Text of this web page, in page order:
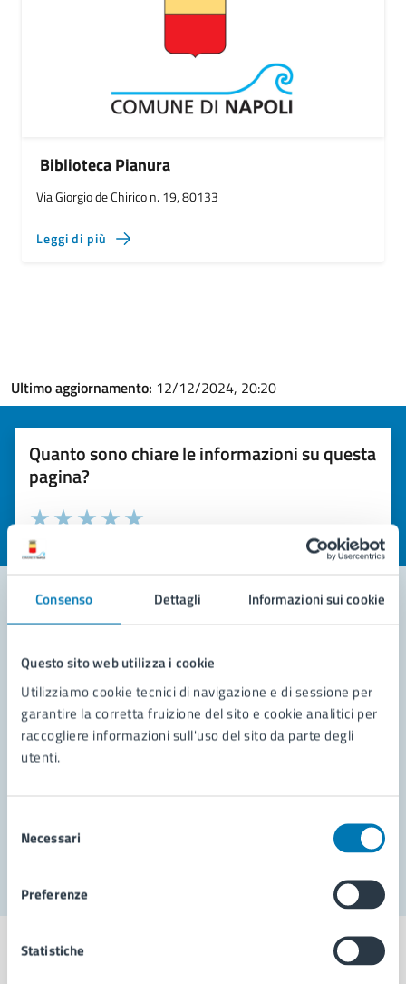
Consenso Dettagli Informazioni sui cookie
Questo sito web utilizza i cookie
Utilizziamo cookie tecnici di navigazione e di sessione per
garantire la corretta fruizione del sito e cookie analitici per
raccogliere informazioni sull'uso del sito da parte degli
utenti.
delNecessari
Preferenze
Statistiche
Biblioteca Pianura
Via Giorgio de Chirico n. 19, 80133
Leggi di più
Ultimo aggiornamento: 12/12/2024, 20:20
Quanto sono chiare le informazioni su questa
pagina?
Valuta la chiarezza delle informazioni (da 1 a 5 stelle)
Seleziona il numero di stelle per valutare la chiarezza delle
Valuta 1 stelle su 5
Richiedi assistenza
Segnala disservizio